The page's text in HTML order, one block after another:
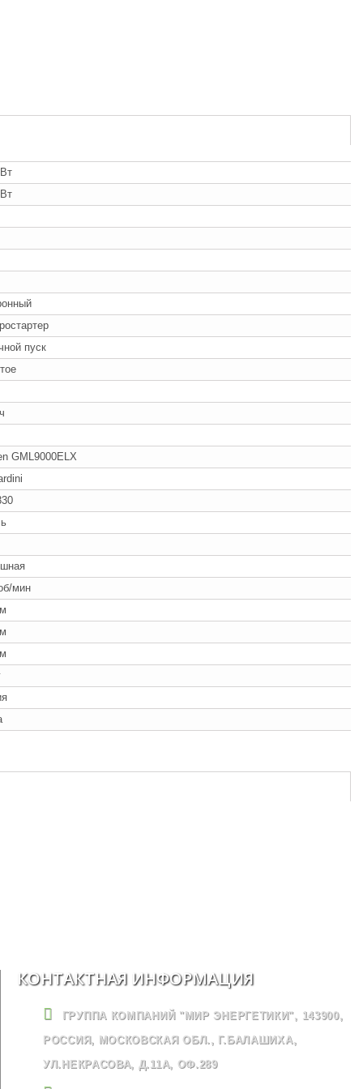
пуск
GML9000ELX
мин
КОНТАКТНАЯ ИНФОРМАЦИЯ
ГРУППА КОМПАНИЙ "МИР ЭНЕРГЕТИКИ", 143900,
РОССИЯ, МОСКОВСКАЯ ОБЛ., Г.БАЛАШИХА,
УЛ.НЕКРАСОВА, Д.11А, ОФ.289